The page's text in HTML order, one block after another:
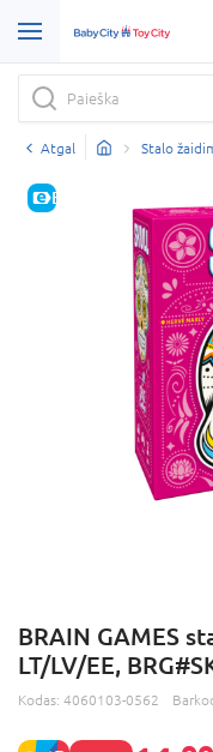
Atgal Stalo
E-KAINA
BRAIN GAMES
LT/LV/EE,
Kodas: 4060103-0562